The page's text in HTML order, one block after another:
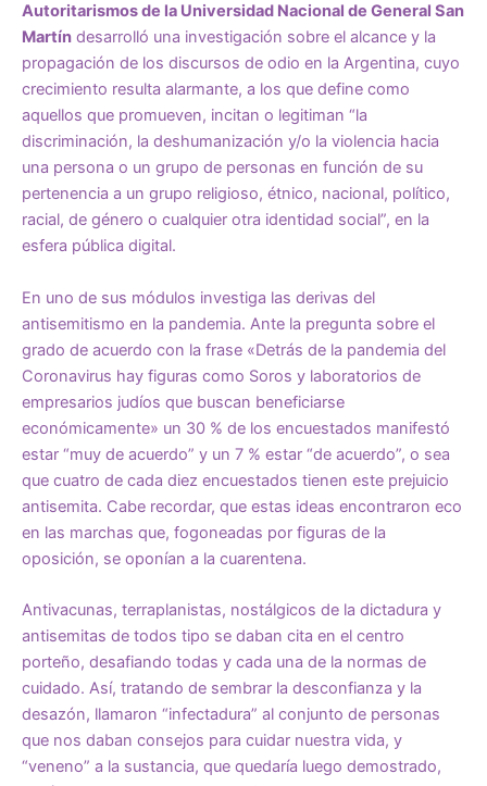
Autoritarismos de la Universidad Nacional de General San
Martín desarrolló una investigación sobre el alcance y la
propagación de los discursos de odio en la Argentina, cuyo
crecimiento resulta alarmante, a los que define como
aquellos que promueven, incitan o legitiman “la
discriminación, la deshumanización y/o la violencia hacia
una persona o un grupo de personas en función de su
pertenencia a un grupo religioso, étnico, nacional, político,
racial, de género o cualquier otra identidad social”, en la
esfera pública digital.
En uno de sus módulos investiga las derivas del
antisemitismo en la pandemia. Ante la pregunta sobre el
grado de acuerdo con la frase «Detrás de la pandemia del
Coronavirus hay figuras como Soros y laboratorios de
empresarios judíos que buscan beneficiarse
económicamente» un 30 % de los encuestados manifestó
estar “muy de acuerdo” y un 7 % estar “de acuerdo”, o sea
que cuatro de cada diez encuestados tienen este prejuicio
antisemita. Cabe recordar, que estas ideas encontraron eco
en las marchas que, fogoneadas por figuras de la
oposición, se oponían a la cuarentena.
Antivacunas, terraplanistas, nostálgicos de la dictadura y
antisemitas de todos tipo se daban cita en el centro
porteño, desafiando todas y cada una de la normas de
cuidado. Así, tratando de sembrar la desconfianza y la
desazón, llamaron “infectadura” al conjunto de personas
que nos daban consejos para cuidar nuestra vida, y
“veneno” a la sustancia, que quedaría luego demostrado,